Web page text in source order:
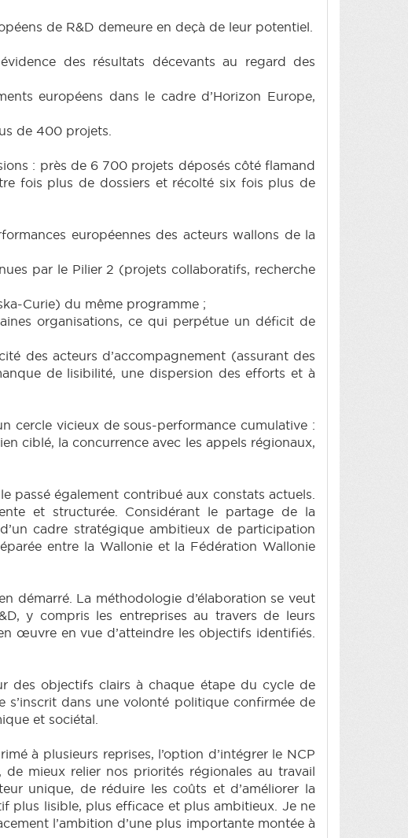
de R&D demeure en deçà de leur potentiel.
des résultats décevants au regard des
européens dans le cadre d’Horizon Europe,
de 400 projets.
: près de 6 700 projets déposés côté flamand
fois plus de dossiers et récolté six fois plus de
européennes des acteurs wallons de la
par le Pilier 2 (projets collaboratifs, recherche
Curie) du même programme ;
organisations, ce qui perpétue un déficit de
des acteurs d’accompagnement (assurant des
de lisibilité, une dispersion des efforts et à
cercle vicieux de sous-performance cumulative :
ciblé, la concurrence avec les appels régionaux,
passé également contribué aux constats actuels.
et structurée. Considérant le partage de la
cadre stratégique ambitieux de participation
entre la Wallonie et la Fédération Wallonie
démarré. La méthodologie d’élaboration se veut
y compris les entreprises au travers de leurs
œuvre en vue d’atteindre les objectifs identifiés.
des objectifs clairs à chaque étape du cycle de
dans une volonté politique confirmée de
et sociétal.
à plusieurs reprises, l’option d’intégrer le NCP
mieux relier nos priorités régionales au travail
unique, de réduire les coûts et d’améliorer la
plus lisible, plus efficace et plus ambitieux. Je ne
l’ambition d’une plus importante montée à